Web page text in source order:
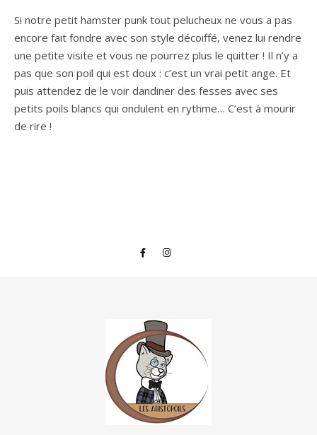
Si notre petit hamster punk tout pelucheux ne vous a pas
encore fait fondre avec son style décoiffé, venez lui rendre
une petite visite et vous ne pourrez plus le quitter ! Il n’y a
pas que son poil qui est doux : c’est un vrai petit ange. Et
puis attendez de le voir dandiner des fesses avec ses
petits poils blancs qui ondulent en rythme… C’est à mourir
de rire !